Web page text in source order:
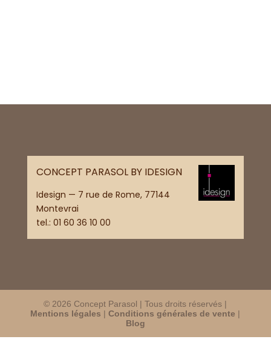
CONCEPT PARASOL BY IDESIGN
Idesign — 7 rue de Rome, 77144
Montevrai
tel.: 01 60 36 10 00
© 2026 Concept Parasol | Tous droits réservés |
Mentions légales |Conditions générales de vente |
Blog